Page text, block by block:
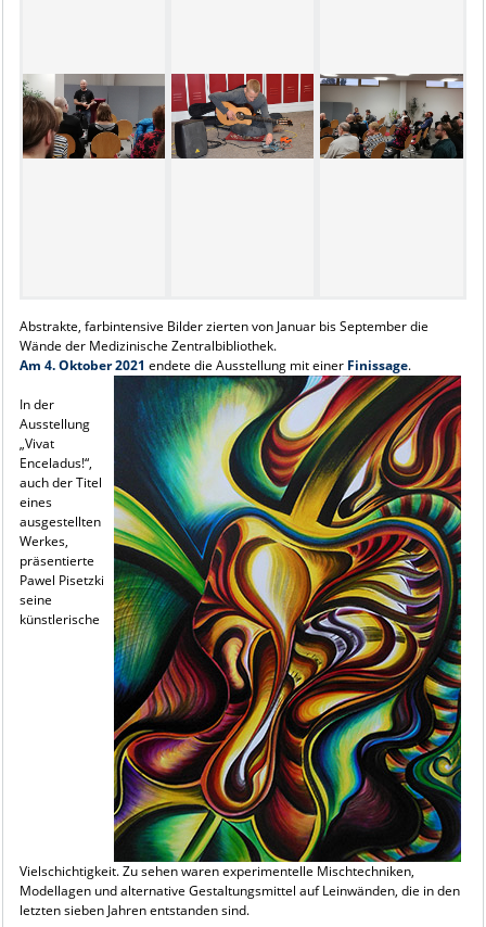
Abstrakte, farbintensive Bilder zierten von Januar bis September die
Wände der Medizinische Zentralbibliothek.
Am 4. Oktober 2021 endete die Ausstellung mit einer Finissage.
In der
Ausstellung
„Vivat
Enceladus!“,
auch der Titel
eines
ausgestellten
Werkes,
präsentierte
Pawel Pisetzki
seine
künstlerische
Vielschichtigkeit. Zu sehen waren experimentelle Mischtechniken,
Modellagen und alternative Gestaltungsmittel auf Leinwänden, die in den
letzten sieben Jahren entstanden sind.